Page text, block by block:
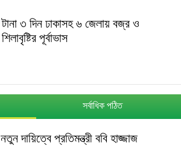
টানা ৩ দিন ঢাকাসহ ৬ জেলায় বজ্র ও
শিলাবৃষ্টির পূর্বাভাস
সর্বাধিক পঠিত
নতুন দায়িত্বে প্রতিমন্ত্রী ববি হাজ্জাজ